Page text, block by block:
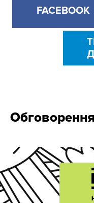
FACEBOOK
Обговорення